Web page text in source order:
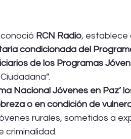
RCN Radio, establece
condicionada del
de los Programas
Nacional Jóvenes en Paz’
o en condición de
rurales, sometidos a
criminalidad.